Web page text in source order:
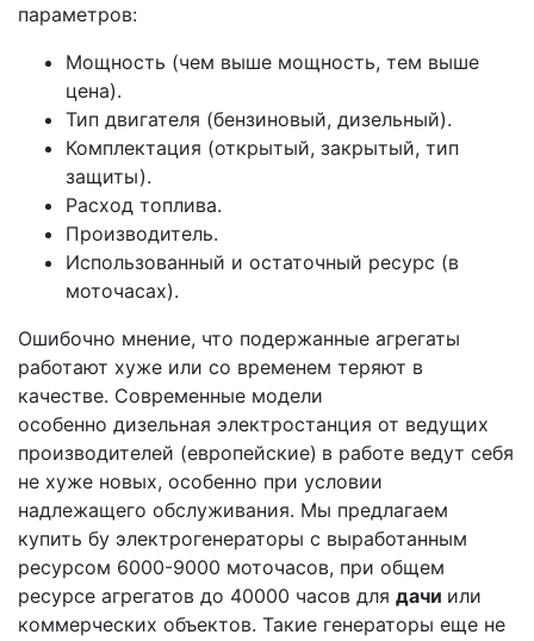
параметров:
Мощность (чем выше мощность, тем выше
цена).
Тип двигателя (бензиновый, дизельный).
Комплектация (открытый, закрытый, тип
защиты).
Расход топлива.
Производитель.
Использованный и остаточный ресурс (в
моточасах).
Ошибочно мнение, что подержанные агрегаты
работают хуже или со временем теряют в
качестве. Современные модели
особенно дизельная электростанция от ведущих
производителей (европейские) в работе ведут себя
не хуже новых, особенно при условии
надлежащего обслуживания. Мы предлагаем
купить бу электрогенераторы с выработанным
ресурсом 6000-9000 моточасов, при общем
ресурсе агрегатов до 40000 часов для дачи или
коммерческих объектов. Такие генераторы еще не